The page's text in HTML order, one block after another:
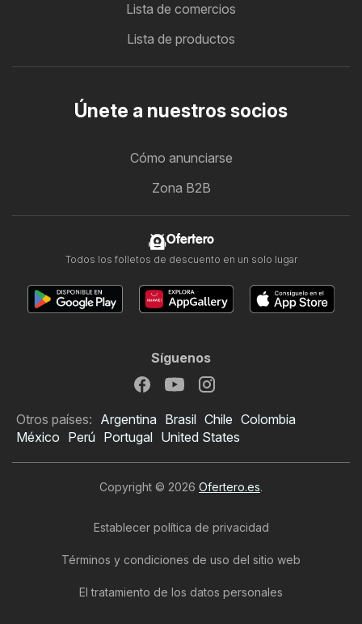
Lista de comercios
Lista de productos
Únete a nuestros socios
Cómo anunciarse
Zona B2B
Ofertero
Todos los folletos de descuento en un solo lugar
Síguenos
Otros países: Argentina Brasil Chile Colombia
México Perú Portugal United States
Copyright © 2026 Ofertero.es.
Establecer política de privacidad
Términos y condiciones de uso del sitio web
El tratamiento de los datos personales